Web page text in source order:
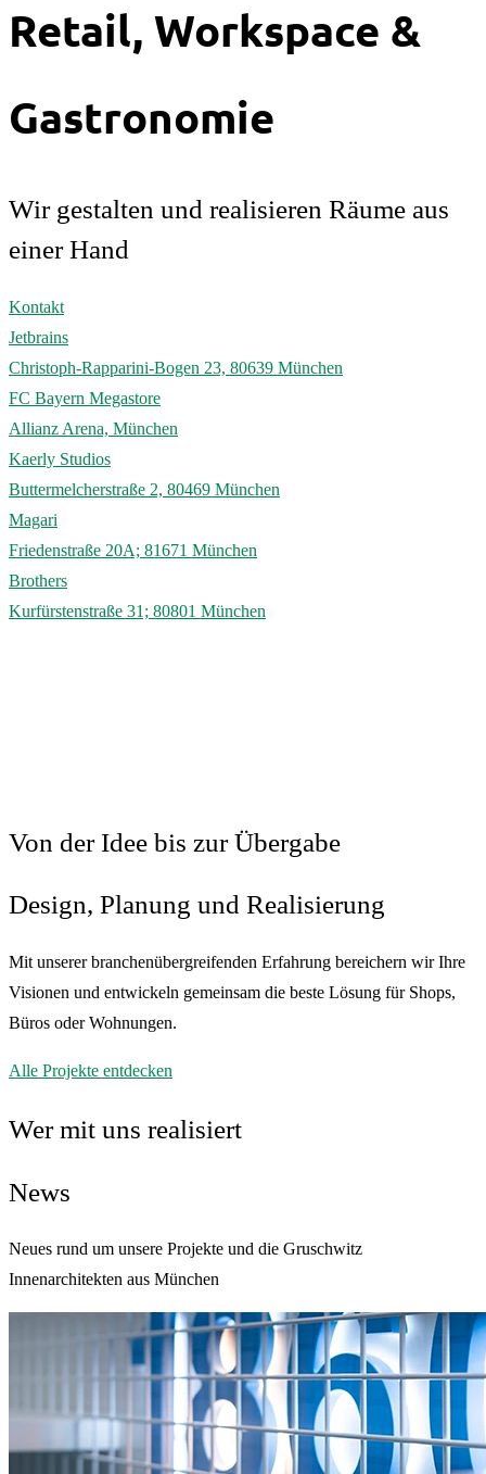
Retail, Workspace &
Gastronomie
Wir gestalten und realisieren Räume aus
einer Hand
Kontakt
Jetbrains
Christoph-Rapparini-Bogen 23, 80639 München
FC Bayern Megastore
Allianz Arena, München
Kaerly Studios
Buttermelcherstraße 2, 80469 München
Magari
Friedenstraße 20A; 81671 München
Brothers
Kurfürstenstraße 31; 80801 München
Von der Idee bis zur Übergabe
Design, Planung und Realisierung
Mit unserer branchenübergreifenden Erfahrung bereichern wir Ihre
Visionen und entwickeln gemeinsam die beste Lösung für Shops,
Büros oder Wohnungen.
Alle Projekte entdecken
Wer mit uns realisiert
News
Neues rund um unsere Projekte und die Gruschwitz
Innenarchitekten aus München